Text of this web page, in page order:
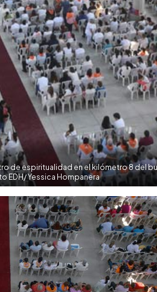
de espiritualidad en el kilómetro 8 del
EDH/ Yessica Hompanera